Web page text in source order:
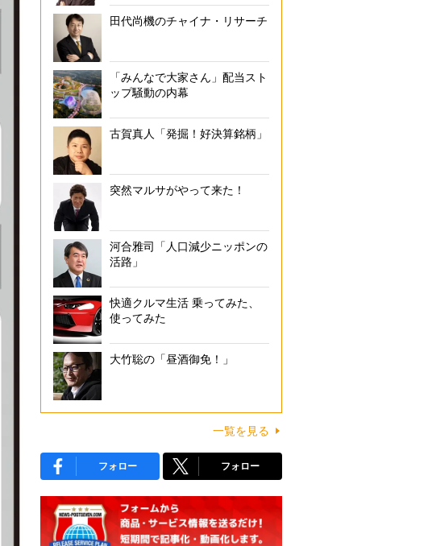
田代尚機のチャイナ・リサーチ
「みんなで大家さん」配当スト
ップ騒動の内幕
古賀真人「発掘！好決算銘柄」
突然マルサがやって来た！
河合雅司「人口減少ニッポンの
活路」
快適クルマ生活 乗ってみた、
使ってみた
大竹聡の「昼酒御免！」
一覧を見る
フォロー フォロー